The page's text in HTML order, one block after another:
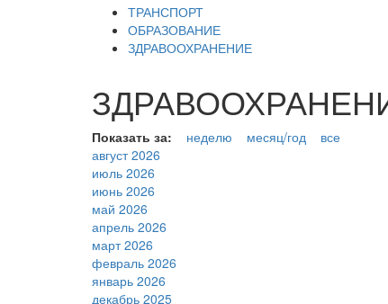
ТРАНСПОРТ
ОБРАЗОВАНИЕ
ЗДРАВООХРАНЕНИЕ
Показать за: неделю месяц/год
все
август 2026
июль 2026
июнь 2026
май 2026
апрель 2026
март 2026
февраль 2026
январь 2026
декабрь 2025